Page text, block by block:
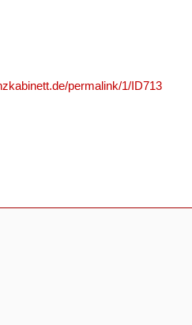
permalink/1/ID713